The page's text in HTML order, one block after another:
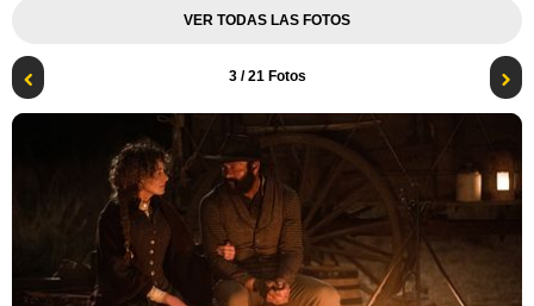
VER TODAS LAS FOTOS
3/ 21 Fotos